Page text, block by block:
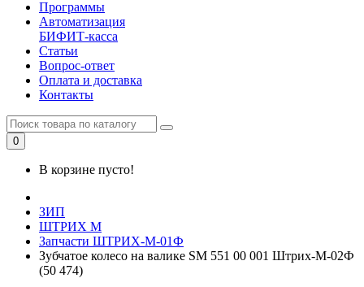
Программы
Автоматизация
БИФИТ-касса
Статьи
Вопрос-ответ
Оплата и доставка
Контакты
0
В корзине пусто!
ЗИП
ШТРИХ М
Запчасти ШТРИХ-М-01Ф
Зубчатое колесо на валике SM 551 00 001 Штрих-М-02Ф
(50 474)